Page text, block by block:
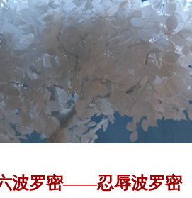
波罗密——忍辱波罗密